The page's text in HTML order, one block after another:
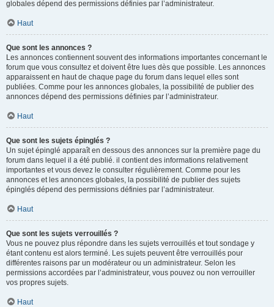
globales dépend des permissions définies par l’administrateur.
Haut
Que sont les annonces ?
Les annonces contiennent souvent des informations importantes concernant le
forum que vous consultez et doivent être lues dès que possible. Les annonces
apparaissent en haut de chaque page du forum dans lequel elles sont
publiées. Comme pour les annonces globales, la possibilité de publier des
annonces dépend des permissions définies par l’administrateur.
Haut
Que sont les sujets épinglés ?
Un sujet épinglé apparaît en dessous des annonces sur la première page du
forum dans lequel il a été publié. il contient des informations relativement
importantes et vous devez le consulter régulièrement. Comme pour les
annonces et les annonces globales, la possibilité de publier des sujets
épinglés dépend des permissions définies par l’administrateur.
Haut
Que sont les sujets verrouillés ?
Vous ne pouvez plus répondre dans les sujets verrouillés et tout sondage y
étant contenu est alors terminé. Les sujets peuvent être verrouillés pour
différentes raisons par un modérateur ou un administrateur. Selon les
permissions accordées par l’administrateur, vous pouvez ou non verrouiller
vos propres sujets.
Haut